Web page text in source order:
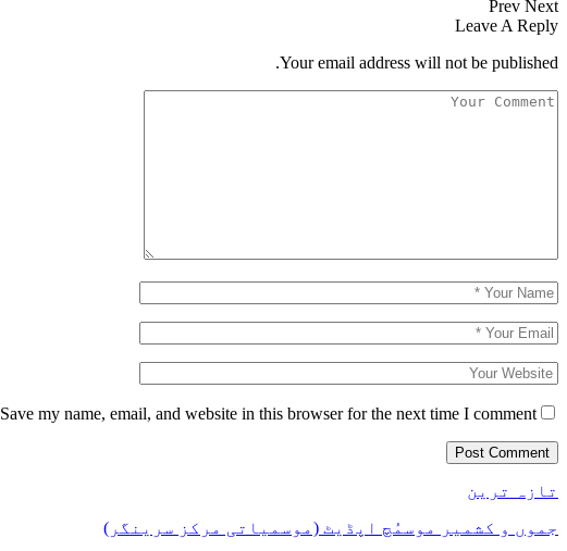
Prev Next
Leave A Reply
Your email address will not be published.
Save my name, email, and website in this browser for the next time I comment.
تازہ ترین
جموں و کشمیر موسمُچ اپڈیٹ (موسمیاتی مرکز سرینگر)